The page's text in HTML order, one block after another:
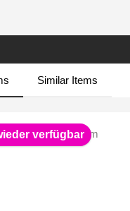
Similar Items
verfügbar